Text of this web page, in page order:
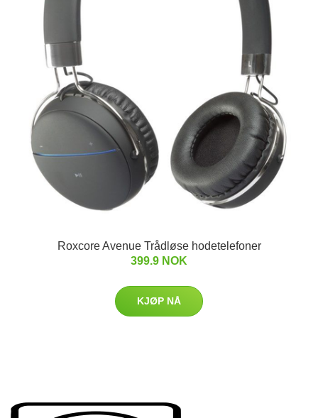
Roxcore Avenue Trådløse hodetelefoner
399.9 NOK
KJØP NÅ